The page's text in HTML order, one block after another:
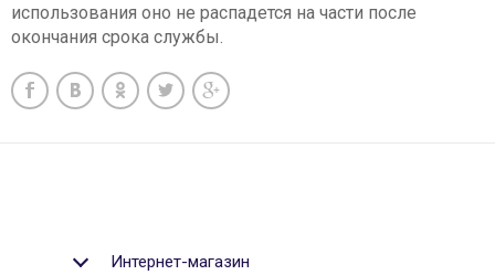
использования оно не распадется на части после
окончания срока службы.
Интернет-магазин